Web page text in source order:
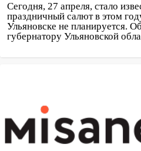
Сегодня, 27 апреля, стало
праздничный салют в этом
Ульяновске не планируется.
губернатору Ульяновской